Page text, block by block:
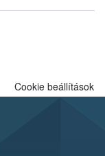
jártas szakértőt.
Cookie beállítások